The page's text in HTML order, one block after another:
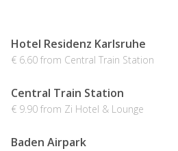
Hotel Residenz Karlsruhe
€ 6.60 from Central Train Station
Central Train Station
€ 9.90 from Zi Hotel & Lounge
Baden Airpark